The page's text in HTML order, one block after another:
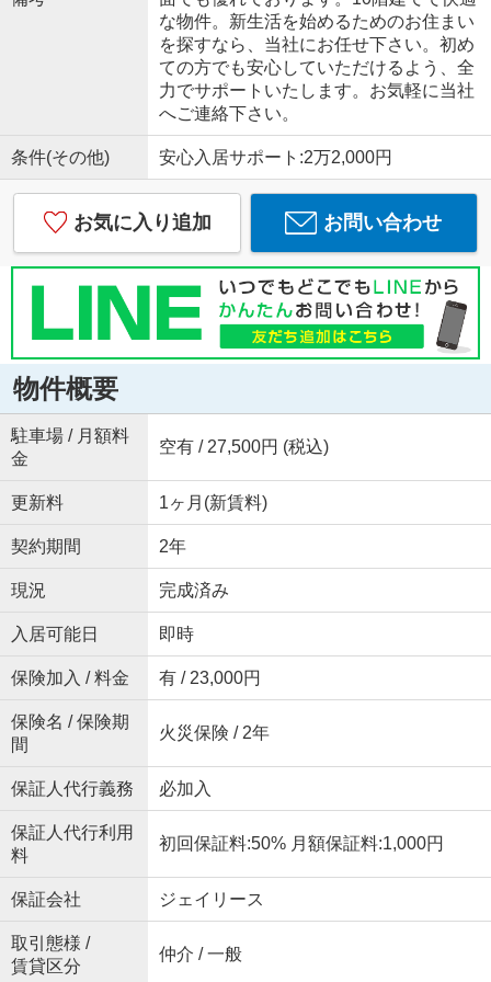
な物件。新生活を始めるためのお住まい
を探すなら、当社にお任せ下さい。初め
ての方でも安心していただけるよう、全
力でサポートいたします。お気軽に当社
へご連絡下さい。
条件(その他) 安心入居サポート:2万2,000円
お気に入り追加 お問い合わせ
物件概要
駐車場 / 月額料
金
空有 / 27,500円 (税込)
更新料 1ヶ月(新賃料)
契約期間 2年
現況 完成済み
入居可能日 即時
保険加入 / 料金 有 / 23,000円
保険名 / 保険期
間
火災保険 / 2年
保証人代行義務 必加入
保証人代行利用
料
初回保証料:50% 月額保証料:1,000円
保証会社 ジェイリース
取引態様 /
賃貸区分
仲介 / 一般